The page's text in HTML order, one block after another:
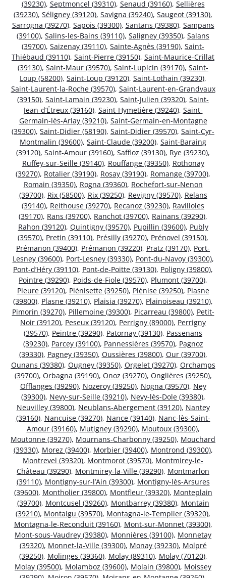
(39230), Septmoncel (39310), Senaud (39160), Sellières
(39230), Séligney (39120), Savigna (39240), Saugeot (39130),
Sarrogna (39270), Sapois (39300), Santans (39380), Sampans
(39100), Salins-les-Bains (39110), Saligney (39350), Salans
(39700), Saizenay (39110), Sainte-Agnès (39190), Saint-
Thiébaud (39110), Saint-Pierre (39150), Saint-Maurice-Crillat
(39130), Saint-Maur (39570), Saint-Lupicin (39170), Saint-
Loup (58200), Saint-Loup (39120), Saint-Lothain (39230),
Saint-Laurent-la-Roche (39570), Saint-Laurent-en-Grandvaux
(39150), Saint-Lamain (39230), Saint-Julien (39320), Saint-
Jean-d’Étreux (39160), Saint-Hymetière (39240), Saint-
Germain-lès-Arlay (39210), Saint-Germain-en-Montagne
(39300), Saint-Didier (58190), Saint-Didier (39570), Saint-Cyr-
Montmalin (39600), Saint-Claude (39200), Saint-Baraing
(39120), Saint-Amour (39160), Saffloz (39130), Rye (39230),
Ruffey-sur-Seille (39140), Rouffange (39350), Rothonay
(39270), Rotalier (39190), Rosay (39190), Romange (39700),
Romain (39350), Rogna (39360), Rochefort-sur-Nenon
(39700), Rix (58500), Rix (39250), Revigny (39570), Relans
(39140), Reithouse (39270), Recanoz (39230), Ravilloles
(39170), Rans (39700), Ranchot (39700), Rainans (39290),
Rahon (39120), Quintigny (39570), Pupillin (39600), Publy
(39570), Pretin (39110), Présilly (39270), Prénovel (39150),
Prémanon (39400), Prémanon (39220), Pratz (39170), Port-
Lesney (39600), Port-Lesney (39330), Pont-du-Navoy (39300),
Pont-d’Héry (39110), Pont-de-Poitte (39130), Poligny (39800),
Pointre (39290), Poids-de-Fiole (39570), Plumont (39700),
Pleure (39120), Plénisette (39250), Plénise (39250), Plasne
(39800), Plasne (39210), Plaisia (39270), Plainoiseau (39210),
Pimorin (39270), Pillemoine (39300), Picarreau (39800), Petit-
Noir (39120), Peseux (39120), Perrigny (89000), Perrigny
(39570), Peintre (39290), Patornay (39130), Passenans
(39230), Parcey (39100), Pannessières (39570), Pagnoz
(39330), Pagney (39350), Oussières (39800), Our (39700),
Ounans (39380), Ougney (39350), Orgelet (39270), Orchamps
(39700), Orbagna (39190), Onoz (39270), Onglières (39250),
Offlanges (39290), Nozeroy (39250), Nogna (39570), Ney
(39300), Nevy-sur-Seille (39210), Nevy-lès-Dole (39380),
Neuvilley (39800), Neublans-Abergement (39120), Nantey
(39160), Nancuise (39270), Nance (39140), Nanc-lès-Saint-
Amour (39160), Mutigney (39290), Moutoux (39300),
Moutonne (39270), Mournans-Charbonny (39250), Mouchard
(39330), Morez (39400), Morbier (39400), Montrond (39300),
Montrevel (39320), Montmorot (39570), Montmirey-le-
Château (39290), Montmirey-la-Ville (39290), Montmarlon
(39110), Montigny-sur-l’Ain (39300), Montigny-lès-Arsures
(39600), Montholier (39800), Montfleur (39320), Monteplain
(39700), Montcusel (39260), Montbarrey (39380), Montain
(39210), Montaigu (39570), Montagna-le-Templier (39320),
Montagna-le-Reconduit (39160), Mont-sur-Monnet (39300),
Mont-sous-Vaudrey (39380), Monnières (39100), Monnetay
(39320), Monnet-la-Ville (39300), Monay (39230), Molpré
(39250), Molinges (39360), Molay (89310), Molay (70120),
Molay (39500), Molamboz (39600), Molain (39800), Moissey